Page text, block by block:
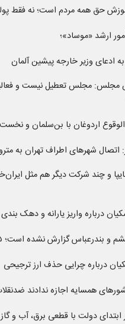
حق همه مردم است؛ نه فقط
ارشد «موساد»؛
ادعای وزیر خارجه پیشین آلمان
مجلس: مجلس تعطیل نیست و
اردوغان با بن‌سلمان و
شهرهای اطراف تهران به
و چند شرکت دیگر هم مثل
درباره واریز یارانه و دهک
و بندرعباس گزارش نشده است؛ ۱۵ مرداد
درباره چرایی حذف ارز ترجیحی
همسایه اجازه ندادند
دولت با قطعی برق، آب و